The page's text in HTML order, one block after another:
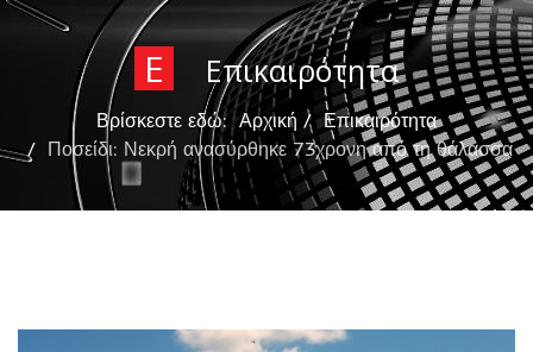
Ε Επικαιρότητα
Βρίσκεστε εδώ:Αρχική
Επικαιρότητα
Ποσείδι: Νεκρή ανασύρθηκε 73χρονη από τη θάλασσα